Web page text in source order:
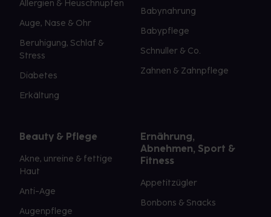
Allergien & Heuschnupfen
Auge, Nase & Ohr
Beruhigung, Schlaf &
Stress
Diabetes
Erkältung
Babynahrung
Babypflege
Schnuller & Co.
Zahnen & Zahnpflege
Beauty & Pflege
Akne, unreine & fettige
Haut
Anti-Age
Augenpflege
Ernährung,
Abnehmen, Sport &
Fitness
Appetitzügler
Bonbons & Snacks